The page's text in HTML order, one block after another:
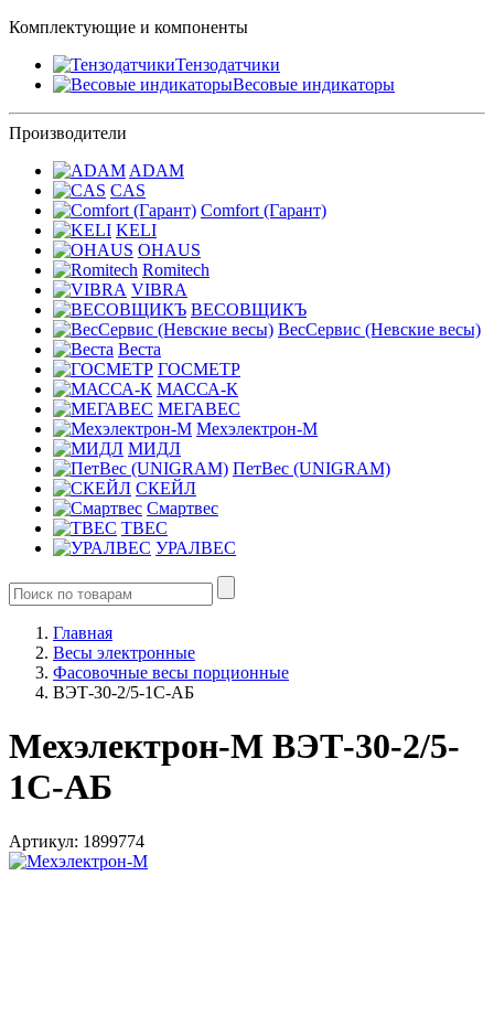
Комплектующие и компоненты
Тензодатчики
Весовые индикаторы
Производители
ADAM
CAS
Comfort (Гарант)
KELI
OHAUS
Romitech
VIBRA
ВЕСОВЩИКЪ
ВесСервис (Невские весы)
Веста
ГОСМЕТР
МАССА-К
МЕГАВЕС
Мехэлектрон-М
МИДЛ
ПетВес (UNIGRAM)
СКЕЙЛ
Смартвес
ТВЕС
УРАЛВЕС
Главная
Весы электронные
Фасовочные весы порционные
ВЭТ-30-2/5-1С-АБ
Мехэлектрон-М ВЭТ-30-2/5-
1С-АБ
Артикул: 1899774